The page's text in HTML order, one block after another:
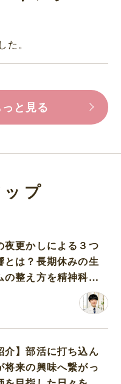
。
と見る
プ
夜更かしによる３つ
とは？長期休みの生
の整え方を精神科医
介】部活に打ち込ん
将来の興味へ繋がっ